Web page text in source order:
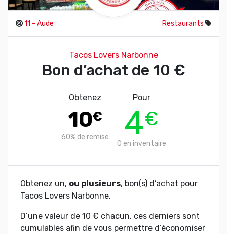
11 - Aude Restaurants
Tacos Lovers Narbonne
Bon d’achat de 10 €
Obtenez
10€
60%de remise
Pour
4€
0 en inventaire
Obtenez un, ou plusieurs, bon(s) d’achat pour
Tacos Lovers Narbonne.
D’une valeur de 10 € chacun, ces derniers sont
cumulables afin de vous permettre d’économiser